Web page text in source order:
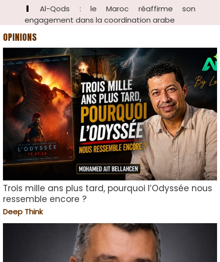
Universités : vers un tarif national pour les
formations en horaire aménagé
OPINIONS
Trois mille ans plus tard, pourquoi l’Odyssée nous
ressemble encore ?
Deep Think